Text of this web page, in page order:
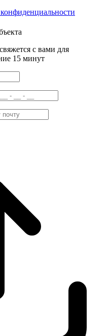
с вами для
15 минут